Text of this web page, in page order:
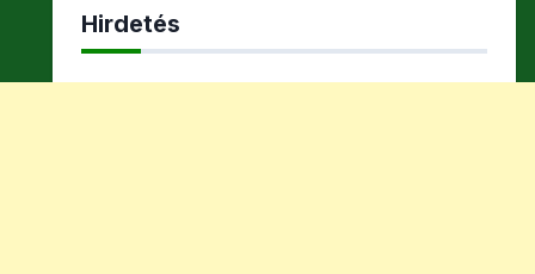
Hirdetés